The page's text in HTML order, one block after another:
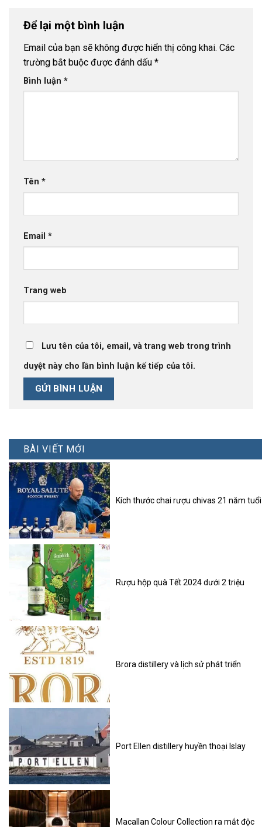
Để lại một bình luận
Email của bạn sẽ không được hiển thị công khai. Các
trường bắt buộc được đánh dấu *
Bình luận *
Tên *
Email *
Trang web
Lưu tên của tôi, email, và trang web trong trình
duyệt này cho lần bình luận kế tiếp của tôi.
BÀI VIẾT MỚI
Kích thước chai rượu chivas 21 năm tuổi
Rượu hộp quà Tết 2024 dưới 2 triệu
Brora distillery và lịch sử phát triển
Port Ellen distillery huyền thoại Islay
Macallan Colour Collection ra mắt độc